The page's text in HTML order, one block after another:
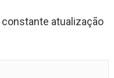
atualização